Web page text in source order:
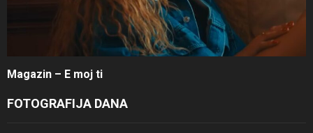
Magazin – E moj ti
FOTOGRAFIJA DANA